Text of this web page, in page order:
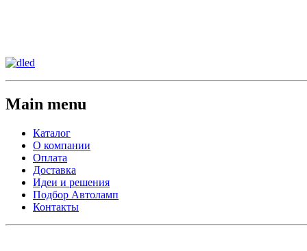
Main menu
Каталог
О компании
Оплата
Доставка
Идеи и решения
Подбор Автоламп
Контакты